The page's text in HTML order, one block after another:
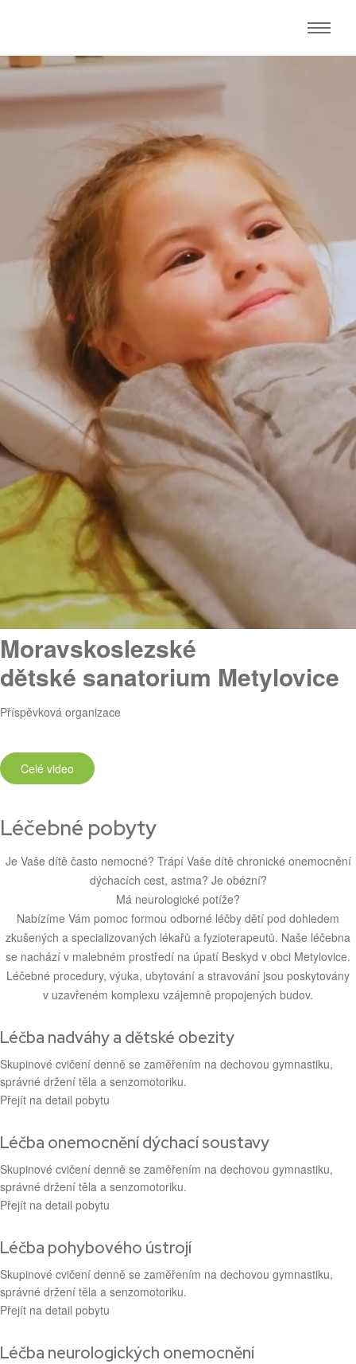
Moravskoslezské
dětské sanatorium Metylovice
Příspěvková organizace
Celé video
Léčebné pobyty
Je Vaše dítě často nemocné? Trápí Vaše dítě chronické onemocnění
dýchacích cest, astma? Je obézní?
Má neurologické potíže?
Nabízíme Vám pomoc formou odborné léčby dětí pod dohledem
zkušených a specializovaných lékařů a fyzioterapeutů. Naše léčebna
se nachází v malebném prostředí na úpatí Beskyd v obci Metylovice.
Léčebné procedury, výuka, ubytování a stravování jsou poskytovány
v uzavřeném komplexu vzájemně propojených budov.
Léčba nadváhy a dětské obezity
Skupinové cvičení denně se zaměřením na dechovou gymnastiku,
správné držení těla a senzomotoriku.
Přejít na detail pobytu
Léčba onemocnění dýchací soustavy
Skupinové cvičení denně se zaměřením na dechovou gymnastiku,
správné držení těla a senzomotoriku.
Přejít na detail pobytu
Léčba pohybového ústrojí
Skupinové cvičení denně se zaměřením na dechovou gymnastiku,
správné držení těla a senzomotoriku.
Přejít na detail pobytu
Léčba neurologických onemocnění